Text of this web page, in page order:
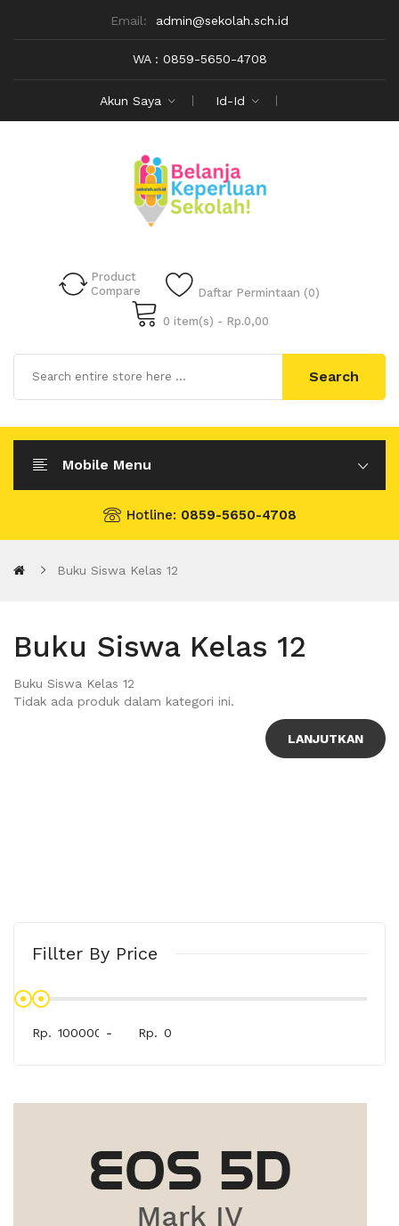
Email: admin@sekolah.sch.id
WA : 0859-5650-4708
Akun Saya Id-Id
Product
Compare
Daftar Permintaan (0)
0 item(s) - Rp.0,00
Search
Mobile Menu
Hotline: 0859-5650-4708
Buku Siswa Kelas 12
Fillter By Price
Rp. - Rp.
Buku Siswa Kelas 12
Buku Siswa Kelas 12
Tidak ada produk dalam kategori ini.
LANJUTKAN